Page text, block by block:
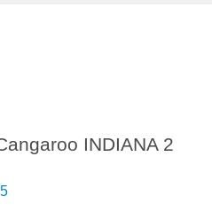
INDIANA 2